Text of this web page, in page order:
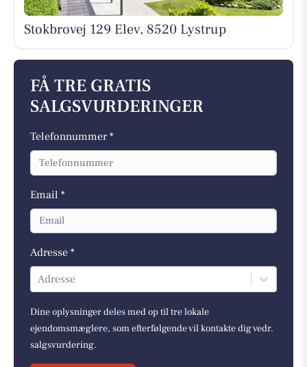
Stokbrovej 129 Elev, 8520 Lystrup
FÅ TRE GRATIS
SALGSVURDERINGER
Telefonnummer *
Email *
Adresse *
Adresse
Dine oplysninger deles med op til tre lokale
ejendomsmæglere, som efterfølgende vil kontakte dig vedr.
salgsvurdering.